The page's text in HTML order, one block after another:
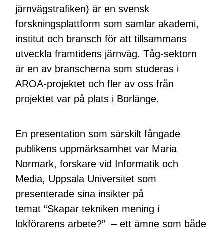
järnvägstrafiken) är en svensk
forskningsplattform som samlar akademi,
institut och bransch för att tillsammans
utveckla framtidens järnväg. Tåg-sektorn
är en av branscherna som studeras i
AROA-projektet och fler av oss från
projektet var på plats i Borlänge.
En presentation som särskilt fångade
publikens uppmärksamhet var Maria
Normark, forskare vid Informatik och
Media, Uppsala Universitet som
presenterade sina insikter på
temat “Skapar tekniken mening i
lokförarens arbete?” – ett ämne som både